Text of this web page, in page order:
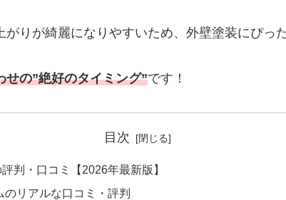
りが綺麗になりやすいため、外壁塗装にぴっ
せの”絶好のタイミング”です！
目次
判・口コミ【2026年最新版】
のリアルな口コミ・評判